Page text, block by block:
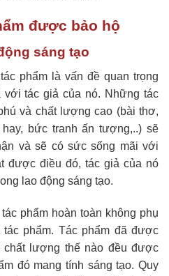
được bảo hộ
sáng tạo
phẩm là vấn đề quan trọng
tác giả của nó. Những tác
và chất lượng cao (bài thơ,
bức tranh ấn tượng,..) sẽ
và sẽ có sức sống mãi với
được điều đó, tác giả của nó
lao động sáng tạo.
phẩm hoàn toàn không phụ
phẩm. Tác phẩm đã được
lượng thế nào đều được
đó mang tính sáng tạo. Quy